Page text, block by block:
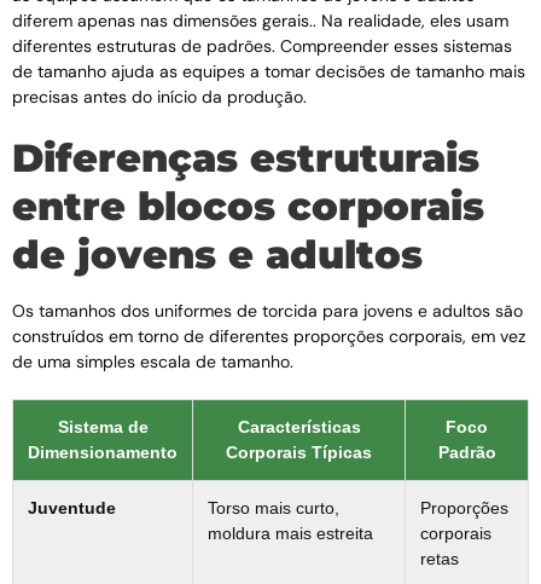
diferem apenas nas dimensões gerais.. Na realidade, eles usam
diferentes estruturas de padrões. Compreender esses sistemas
de tamanho ajuda as equipes a tomar decisões de tamanho mais
precisas antes do início da produção.
Diferenças estruturais
entre blocos corporais
de jovens e adultos
Os tamanhos dos uniformes de torcida para jovens e adultos são
construídos em torno de diferentes proporções corporais, em vez
de uma simples escala de tamanho.
Sistema de
Dimensionamento
Características
Corporais Típicas
Foco
Padrão
Juventude
Torso mais curto,
moldura mais estreita
Proporções
corporais
retas